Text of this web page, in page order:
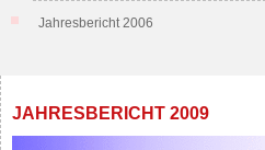
Jahresbericht 2006
JAHRESBERICHT 2009